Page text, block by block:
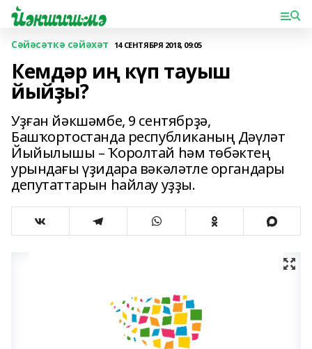
Сәйәсәткә сәйәхәт 14 СЕНТЯБРЯ 2018, 09:05
Кемдәр иң күп тауыш
йыйҙы?
Уҙған йәкшәмбе, 9 сентябрҙә,
Башҡортостанда республиканың Дәүләт
Йыйылышы – Ҡоролтай һәм төбәктең
урындағы үҙидара вәкәләтле органдары
депутаттарын һайлау уҙҙы.